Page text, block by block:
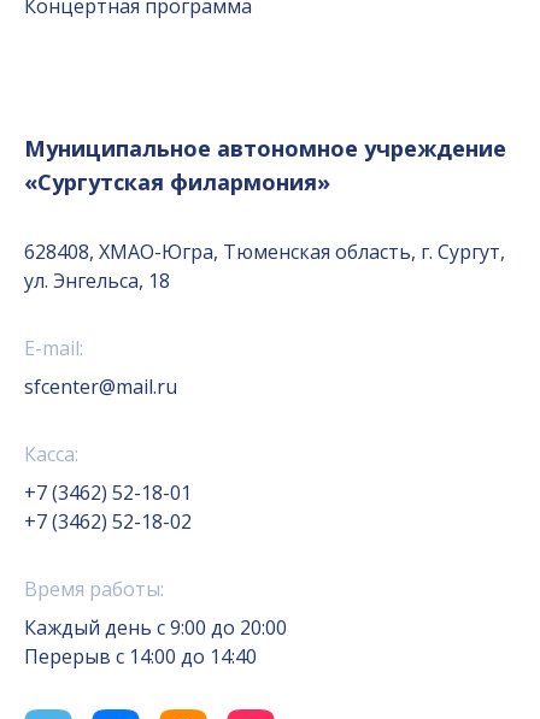
Концертная программа
Муниципальное автономное учреждение
«Сургутская филармония»
628408, ХМАО-Югра, Тюменская область, г. Сургут,
ул. Энгельса, 18
E-mail:
sfcenter@mail.ru
Касса:
+7 (3462) 52-18-01
+7 (3462) 52-18-02
Время работы:
Каждый день с 9:00 до 20:00
Перерыв с 14:00 до 14:40